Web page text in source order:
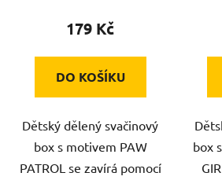
179 Kč
DO KOŠÍKU
Dětský dělený svačinový
box s motivem PAW
PATROL se zavírá pomocí
box